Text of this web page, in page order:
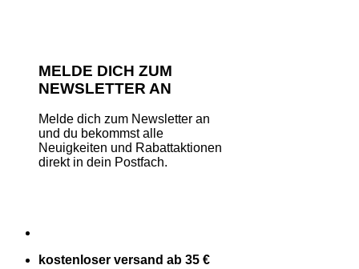
MELDE DICH ZUM
NEWSLETTER AN
Melde dich zum Newsletter an
und du bekommst alle
Neuigkeiten und Rabattaktionen
direkt in dein Postfach.
kostenloser versand ab 35 €